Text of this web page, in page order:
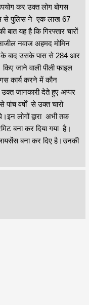
कर उक्त लोग बोगस
से पुलिस ने एक लाख 67
यह है कि गिरफ्तार चारों
नवाज अहमद मोमिन
के बाद उसके पास से 284 आर
जाने वाली पीली फाइल
कार्य करने में कौन
जानकारी देते हुए अप्पर
वर्षों से उक्त चारो
लोगों द्वारा अभी तक
बना कर दिया गया है।
लायसेंस बना कर दिए है।उनकी